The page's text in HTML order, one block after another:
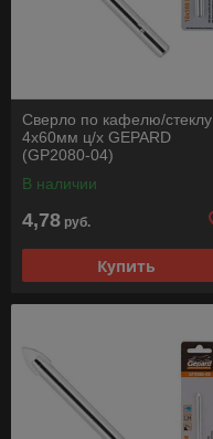
Сверло по кафелю/стеклу
4х60мм ц/х GEPARD
(GP2080-04)
В наличии
4,78 руб.
Купить